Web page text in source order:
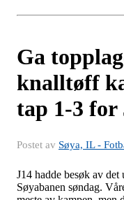
Ga
knalltøff
tap 1-3 for
Postet av Søya, IL -
J14 hadde besøk av
Søyabanen søndag.